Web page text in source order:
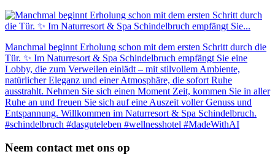
Manchmal beginnt Erholung schon mit dem ersten Schritt durch die
Tür. ✨ Im Naturresort & Spa Schindelbruch empfängt Sie eine
Lobby, die zum Verweilen einlädt – mit stilvollem Ambiente,
natürlicher Eleganz und einer Atmosphäre, die sofort Ruhe
ausstrahlt. Nehmen Sie sich einen Moment Zeit, kommen Sie in aller
Ruhe an und freuen Sie sich auf eine Auszeit voller Genuss und
Entspannung. Willkommen im Naturresort & Spa Schindelbruch.
#schindelbruch #dasguteleben #wellnesshotel #MadeWithAI
Neem contact met ons op